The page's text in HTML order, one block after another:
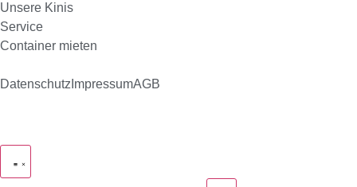
Unsere Kinis
Service
Container mieten
Datenschutz ImpressumAGB